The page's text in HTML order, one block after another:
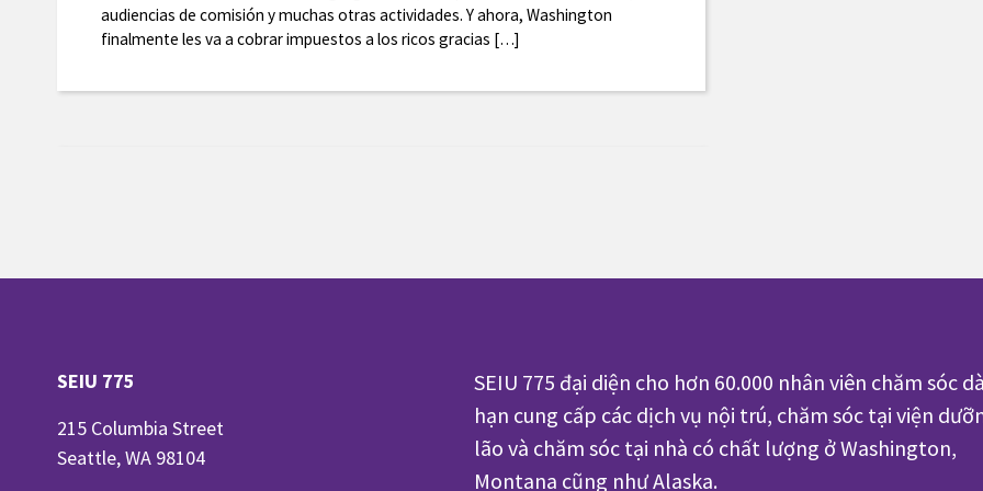
audiencias de comisión y muchas otras actividades. Y ahora, Washington
finalmente les va a cobrar impuestos a los ricos gracias […]
SEIU 775
215 Columbia Street
Seattle, WA 98104
SEIU 775 đại diện cho hơn 60.000 nhân viên chăm sóc
hạn cung cấp các dịch vụ nội trú, chăm sóc tại viện
lão và chăm sóc tại nhà có chất lượng ở Washington,
Montana cũng như Alaska.